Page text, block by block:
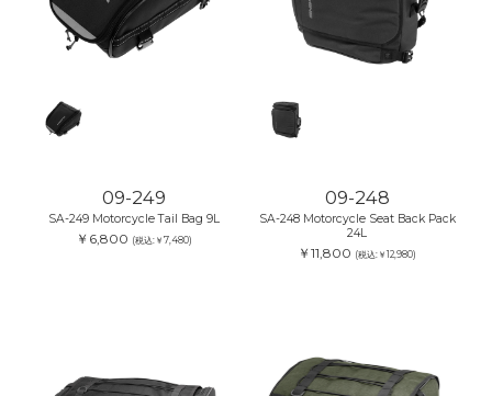
09-249
SA-249 Motorcycle Tail Bag 9L
￥6,800 (税込:￥7,480)
09-248
SA-248 Motorcycle Seat Back Pack
24L
￥11,800 (税込:￥12,980)